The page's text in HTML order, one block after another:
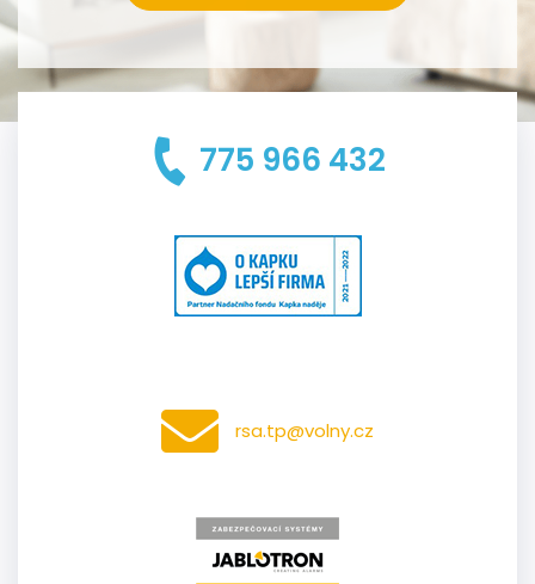
775 966 432
rsa.tp@volny.cz